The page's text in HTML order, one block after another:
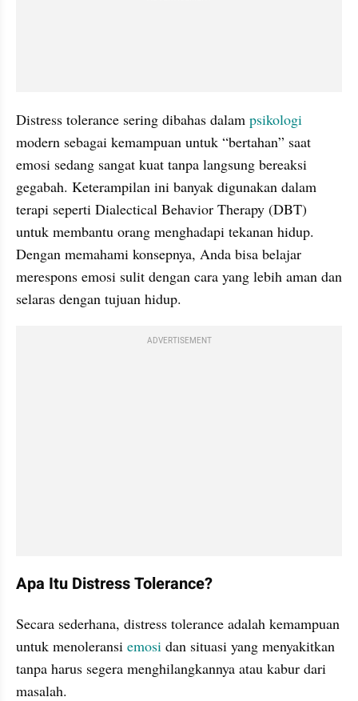
Distress tolerance sering dibahas dalam psikologi
modern sebagai kemampuan untuk “bertahan” saat
emosi sedang sangat kuat tanpa langsung bereaksi
gegabah. Keterampilan ini banyak digunakan dalam
terapi seperti Dialectical Behavior Therapy (DBT)
untuk membantu orang menghadapi tekanan hidup.
Dengan memahami konsepnya, Anda bisa belajar
merespons emosi sulit dengan cara yang lebih aman dan
selaras dengan tujuan hidup.
ADVERTISEMENT
Apa Itu Distress Tolerance?
Secara sederhana, distress tolerance adalah kemampuan
untuk menoleransi emosi dan situasi yang menyakitkan
tanpa harus segera menghilangkannya atau kabur dari
masalah.